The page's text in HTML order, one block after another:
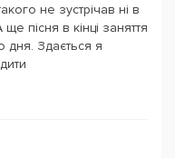
не зустрічав ні в
пісня в кінці заняття
дня. Здається я